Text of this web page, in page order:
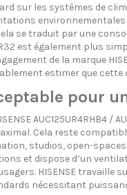
sur les systèmes de
se traduit par une
est également plus
de la marque
estimer que
pour
Cela reste
studios, open-
et dispose d’un
HISENSE
nécessitant